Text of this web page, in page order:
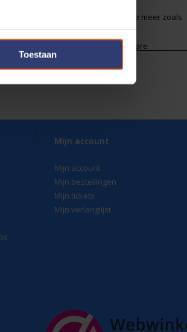
Toestaan
en aanpassen. Geen gedoe meer zoals
onderhoud. Met de WKK Hersluitbare
Mijn account
Mijn account
Mijn bestellingen
Mijn tickets
Mijn verlanglijst